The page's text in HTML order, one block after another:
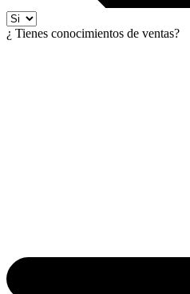
¿ Tienes conocimientos de ventas?